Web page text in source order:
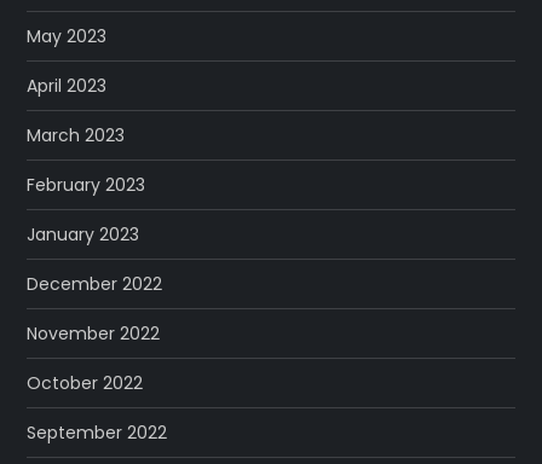
May 2023
April 2023
March 2023
February 2023
January 2023
December 2022
November 2022
October 2022
September 2022